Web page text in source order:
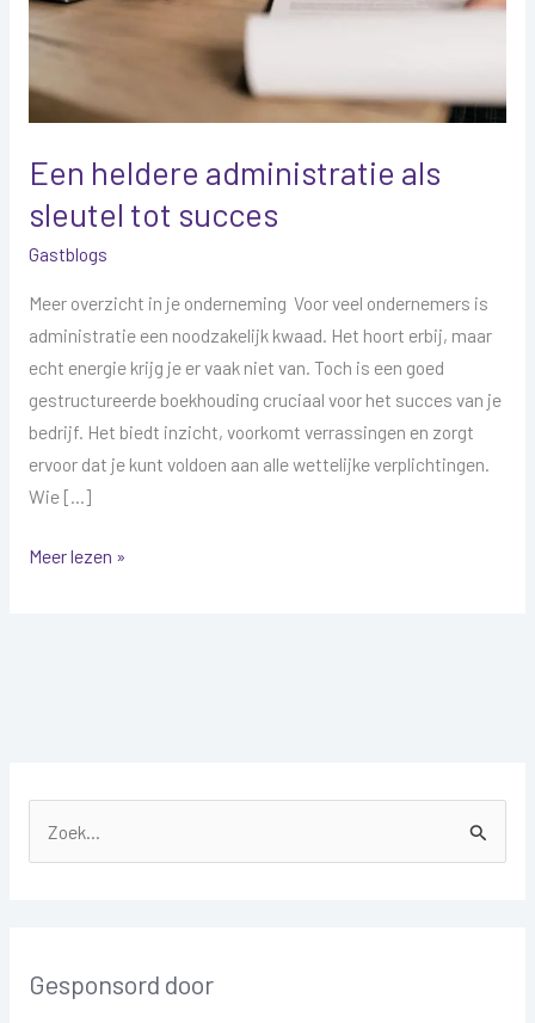
Een heldere administratie als
sleutel tot succes
Gastblogs
Meer overzicht in je onderneming Voor veel ondernemers is
administratie een noodzakelijk kwaad. Het hoort erbij, maar
echt energie krijg je er vaak niet van. Toch is een goed
gestructureerde boekhouding cruciaal voor het succes van je
bedrijf. Het biedt inzicht, voorkomt verrassingen en zorgt
ervoor dat je kunt voldoen aan alle wettelijke verplichtingen.
Wie […]
succes
Meer lezen »
n
Gesponsord door